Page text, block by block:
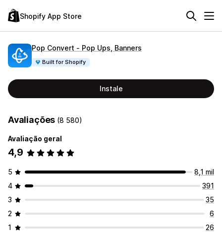
Shopify App Store
Pop Convert ‑ Pop Ups, Banners
Built for Shopify
Instale
Avaliações (8 580)
Avaliação geral
4,9
5
8,1 mil
4
391
3
35
2
6
1
26